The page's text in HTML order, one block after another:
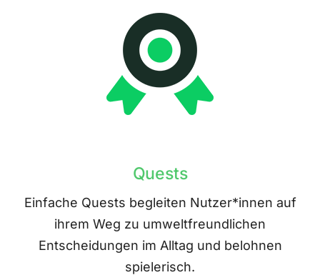
Quests
Einfache Quests begleiten Nutzer*innen auf
ihrem Weg zu umweltfreundlichen
Entscheidungen im Alltag und belohnen
spielerisch.